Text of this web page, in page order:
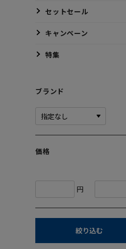
セットセール
キャンペーン
特集
ブランド
価格
円
絞り込む